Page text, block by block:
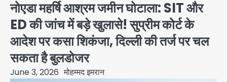
नोएडा महर्षि आश्रम जमीन घोटाला: SIT और
ED की जांच में बड़े खुलासे! सुप्रीम कोर्ट के
आदेश पर कसा शिकंजा, दिल्ली की तर्ज पर चल
सकता है बुलडोजर
June 3, 2026 मोहम्मद इमरान